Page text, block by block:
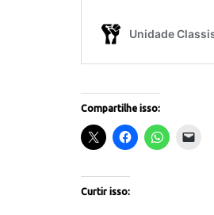
Compartilhe isso:
Curtir isso: